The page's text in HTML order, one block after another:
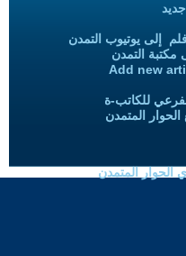
إلى يوتيوب التمدن
مكتبة التمدن
Add new
للكاتب-ة
المتمدن
الحوار المتمدن